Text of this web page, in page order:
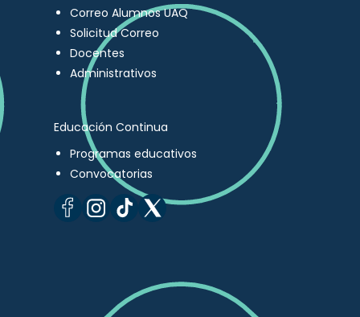
Correo Alumnos UAQ
Solicitud Correo
Docentes
Administrativos
Educación Continua
Programas educativos
Convocatorias